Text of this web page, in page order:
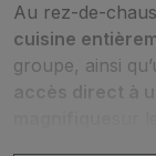
Au rez-de-
cuisine
groupe, ainsi